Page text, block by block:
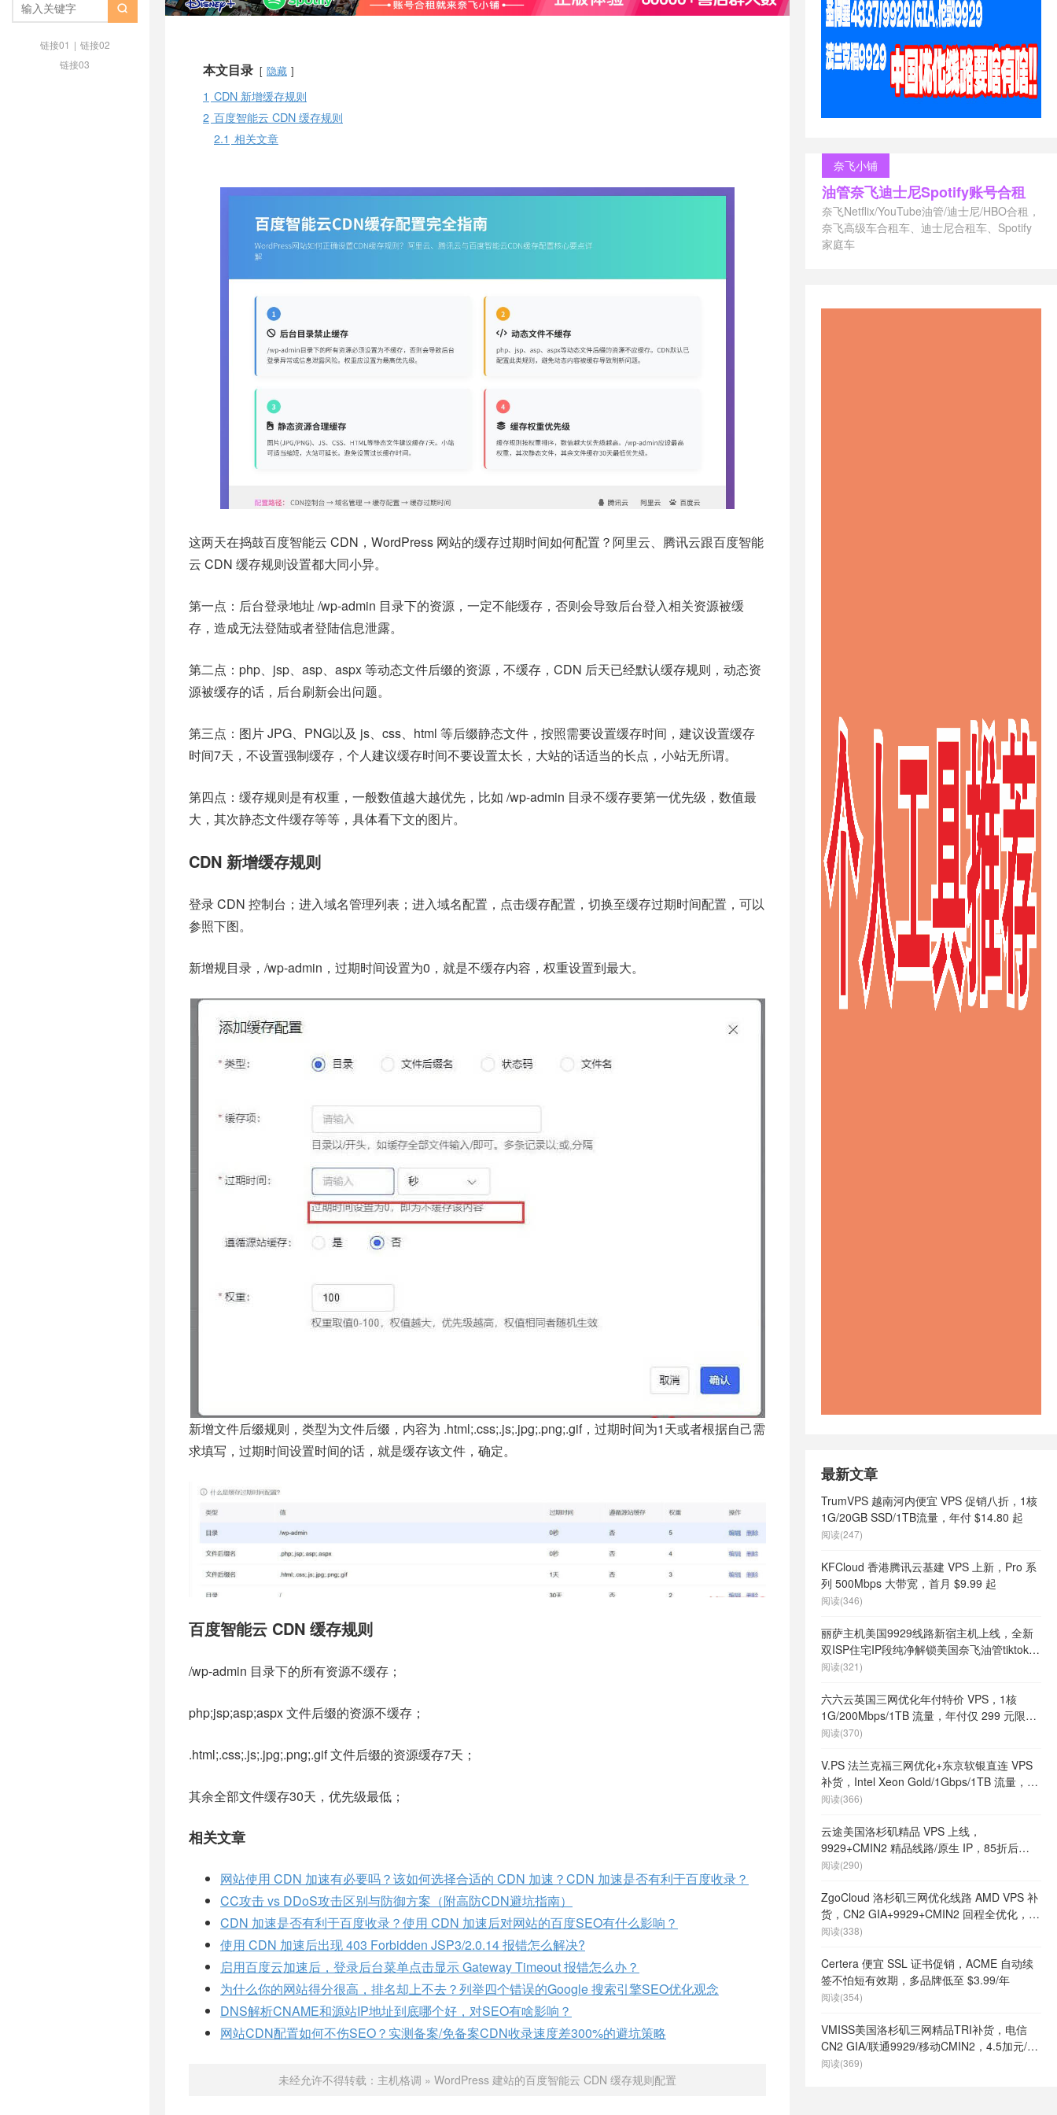

链接01 | 链接02
链接03
本文目录 隐藏
1 CDN 新增缓存规则
2 百度智能云 CDN 缓存规则
2.1 相关文章
这两天在捣鼓百度智能云 CDN，WordPress 网站的缓存过期时间如何配置？阿里云、腾讯云跟百度智能
云 CDN 缓存规则设置都大同小异。
第一点：后台登录地址 /wp-admin 目录下的资源，一定不能缓存，否则会导致后台登入相关资源被缓
存，造成无法登陆或者登陆信息泄露。
第二点：php、jsp、asp、aspx 等动态文件后缀的资源，不缓存，CDN 后天已经默认缓存规则，动态资
源被缓存的话，后台刷新会出问题。
第三点：图片 JPG、PNG以及 js、css、html 等后缀静态文件，按照需要设置缓存时间，建议设置缓存
时间7天，不设置强制缓存，个人建议缓存时间不要设置太长，大站的话适当的长点，小站无所谓。
第四点：缓存规则是有权重，一般数值越大越优先，比如 /wp-admin 目录不缓存要第一优先级，数值最
大，其次静态文件缓存等等，具体看下文的图片。
CDN 新增缓存规则
登录 CDN 控制台；进入域名管理列表；进入域名配置，点击缓存配置，切换至缓存过期时间配置，可以
参照下图。
新增规目录，/wp-admin，过期时间设置为0，就是不缓存内容，权重设置到最大。
新增文件后缀规则，类型为文件后缀，内容为 .html;.css;.js;.jpg;.png;.gif，过期时间为1天或者根据自己需
求填写，过期时间设置时间的话，就是缓存该文件，确定。
百度智能云 CDN 缓存规则
/wp-admin 目录下的所有资源不缓存；
php;jsp;asp;aspx 文件后缀的资源不缓存；
.html;.css;.js;.jpg;.png;.gif 文件后缀的资源缓存7天；
其余全部文件缓存30天，优先级最低；
相关文章
网站使用 CDN 加速有必要吗？该如何选择合适的 CDN 加速？CDN 加速是否有利于百度收录？
CC攻击 vs DDoS攻击区别与防御方案（附高防CDN避坑指南）
CDN 加速是否有利于百度收录？使用 CDN 加速后对网站的百度SEO有什么影响？
使用 CDN 加速后出现 403 Forbidden JSP3/2.0.14 报错怎么解决?
启用百度云加速后，登录后台菜单点击显示 Gateway Timeout 报错怎么办？
为什么你的网站得分很高，排名却上不去？列举四个错误的Google 搜索引擎SEO优化观念
DNS解析CNAME和源站IP地址到底哪个好，对SEO有啥影响？
网站CDN配置如何不伤SEO？实测备案/免备案CDN收录速度差300%的避坑策略
未经允许不得转载： 主机格调 » WordPress 建站的百度智能云 CDN 缓存规则配置
奈飞小铺
油管奈飞迪士尼Spotify账号合租
奈飞Netflix/YouTube油管/迪士尼/HBO合租，
奈飞高级车合租车、迪士尼合租车、Spotify
家庭车
最新文章
TrumVPS 越南河内便宜 VPS 促销八折，1核
1G/20GB SSD/1TB流量，年付 $14.80 起
阅读(247)
KFCloud 香港腾讯云基建 VPS 上新，Pro 系
列 500Mbps 大带宽，首月 $9.99 起
阅读(346)
丽萨主机美国9929线路新宿主机上线，全新
双ISP住宅IP段纯净解锁美国奈飞油管tiktok等
流媒体，月付68元起
阅读(321)
六六云英国三网优化年付特价 VPS，1核
1G/200Mbps/1TB 流量，年付仅 299 元限量
66 个
阅读(370)
V.PS 法兰克福三网优化+东京软银直连 VPS
补货，Intel Xeon Gold/1Gbps/1TB 流量，月
付 €6.95 起
阅读(366)
云途美国洛杉矶精品 VPS 上线，
9929+CMIN2 精品线路/原生 IP，85折后
¥18.7/月起
阅读(290)
ZgoCloud 洛杉矶三网优化线路 AMD VPS 补
货，CN2 GIA+9929+CMIN2 回程全优化，年
付 $52 起
阅读(338)
Certera 便宜 SSL 证书促销，ACME 自动续
签不怕短有效期，多品牌低至 $3.99/年
阅读(354)
VMISS美国洛杉矶三网精品TRI补货，电信
CN2 GIA/联通9929/移动CMIN2，4.5加元/月
起
阅读(369)